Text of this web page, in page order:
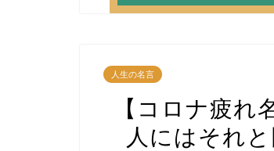
人生の名言
【コロナ疲れ
人にはそれ